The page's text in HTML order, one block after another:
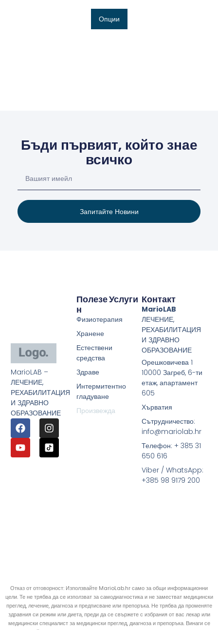
Опции
Бъди първият, който знае
всичко
Запитайте Новини
MarioLAB –
ЛЕЧЕНИЕ,
РЕХАБИЛИТАЦИЯ
И ЗДРАВНО
ОБРАЗОВАНИЕ
Услуги
Полезе
Н
Физиотерапия
Хранене
Естествени
средства
Здраве
Интермитентно
гладуване
Произвежда
Контакт
MarioLAB
ЛЕЧЕНИЕ,
РЕХАБИЛИТАЦИЯ
И ЗДРАВНО
ОБРАЗОВАНИЕ
Орешковичева 1
10000 Загреб, 6-ти
етаж, апартамент
605
Хърватия
Сътрудничество:
info@mariolab.hr
Телефон: + 385 31
650 616
Viber / WhatsApp:
+385 98 9179 200
Отказ от отговорност: Използвайте MarioLab.hr само за общи информационни
цели. Те не трябва да се използват за самодиагностика и не заместват медицински
преглед, лечение, диагноза и предписване или препоръка. Не трябва да променяте
здравния си режим или диета, преди да се свържете с избрания от вас лекар или
медицински специалист за медицински преглед, диагноза и препоръка. Винаги се